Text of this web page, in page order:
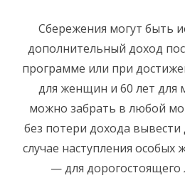
Сбережения могут быть
дополнительный доход
программе или при
для женщин и 60 лет для
можно забрать в любой
без потери дохода
случае наступления особых
— для дорогостоящего